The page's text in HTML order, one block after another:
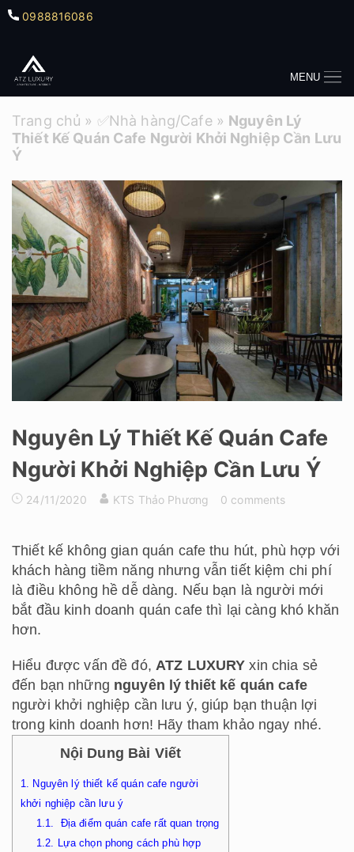
0988816086
MENU
Trang chủ » ✅Nhà hàng/Cafe» Nguyên Lý
Thiết Kế Quán Cafe Người Khởi Nghiệp Cần Lưu
Ý
Nguyên Lý Thiết Kế Quán Cafe
Người Khởi Nghiệp Cần Lưu Ý
24/11/2020 KTS Thảo Phương 0 comments
Thiết kế không gian quán cafe thu hút, phù hợp với
khách hàng tiềm năng nhưng vẫn tiết kiệm chi phí
là điều không hề dễ dàng. Nếu bạn là người mới
bắt đầu kinh doanh quán cafe thì lại càng khó khăn
hơn.
Hiểu được vấn đề đó, ATZ LUXURY xin chia sẻ
đến bạn những nguyên lý thiết kế quán cafe
người khởi nghiệp cần lưu ý, giúp bạn thuận lợi
trong kinh doanh hơn! Hãy tham khảo ngay nhé.
Nội Dung Bài Viết
1. Nguyên lý thiết kế quán cafe người
khởi nghiệp cần lưu ý
1.1. Địa điểm quán cafe rất quan trọng
1.2. Lựa chọn phong cách phù hợp